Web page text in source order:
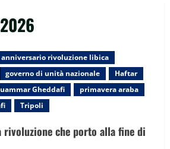
anniversario rivoluzione libica
governo di unità nazionale
Haftar
Gheddafi
primavera araba
Tripoli
che porto alla fine di